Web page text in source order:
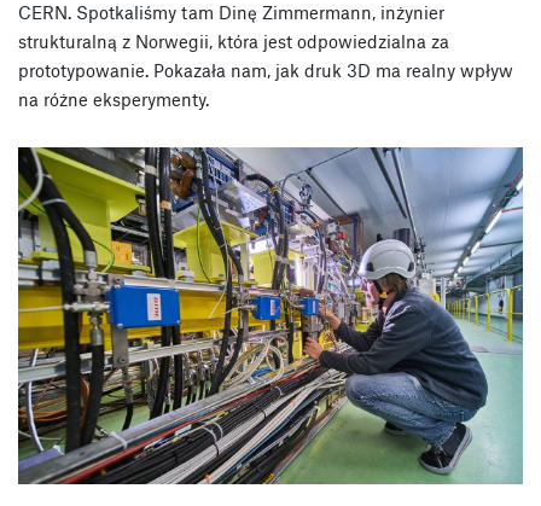
CERN. Spotkaliśmy tam Dinę Zimmermann, inżynier
strukturalną z Norwegii, która jest odpowiedzialna za
prototypowanie. Pokazała nam, jak druk 3D ma realny wpływ
na różne eksperymenty.